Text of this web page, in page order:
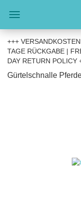
+++
TAGE RÜCKGABE |
DAY RETURN POLICY
Gürtelschnalle